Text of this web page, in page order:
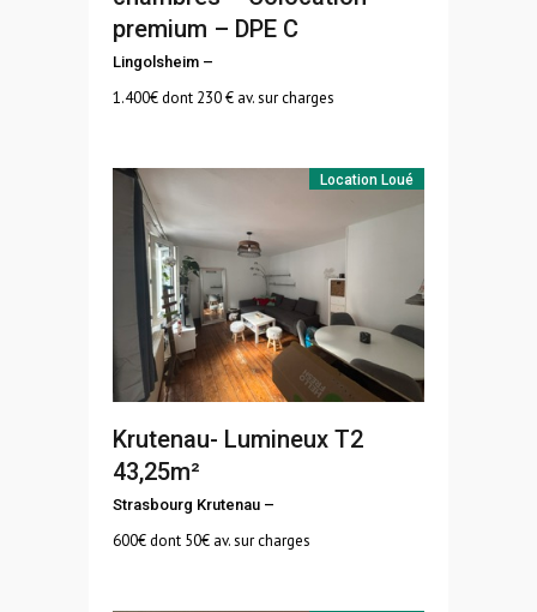
premium – DPE C
Lingolsheim –
1.400€ dont 230 € av. sur charges
Location Loué
Krutenau- Lumineux T2
43,25m²
Strasbourg Krutenau –
600€ dont 50€ av. sur charges